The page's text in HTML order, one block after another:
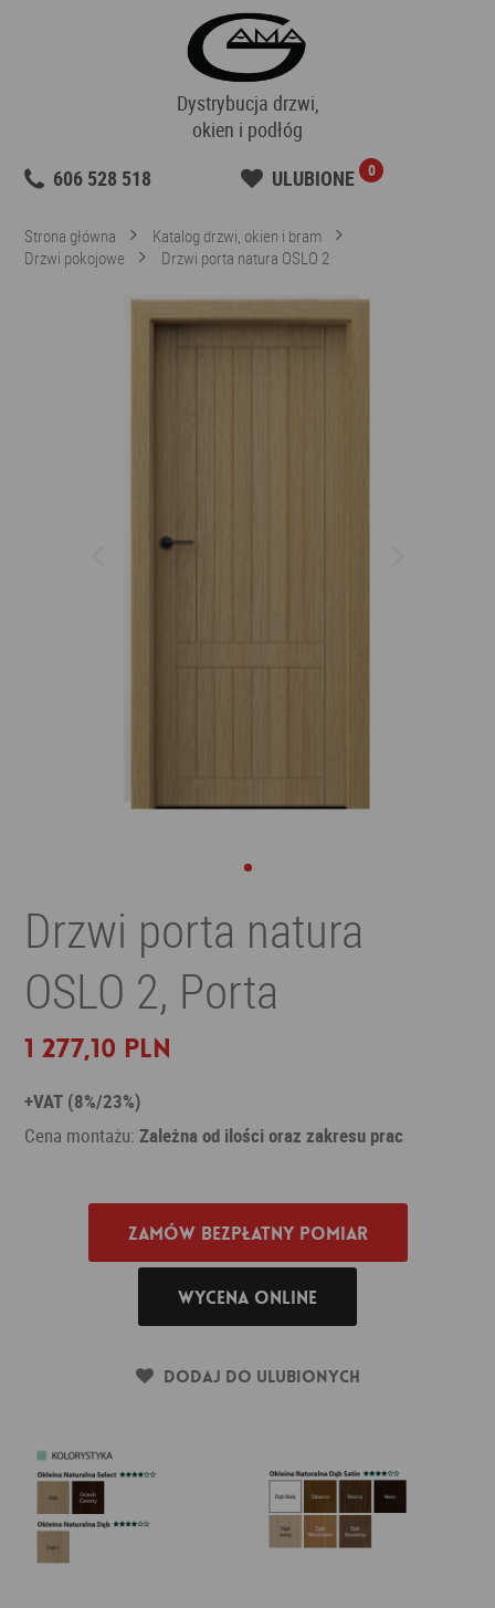
Dystrybucja drzwi,
okien i podłóg
606 528 518
ULUBIONE 0
Strona główna
Katalog drzwi, okien i bram
Drzwi pokojowe
Drzwi porta natura OSLO 2
Drzwi porta natura
OSLO 2, Porta
1 277,10 PLN
+VAT (8%/23%)
Cena montażu:Zależna od ilości oraz zakresu prac
Zamów bezpłatny pomiar
Wycena online
Dodaj do ulubionych